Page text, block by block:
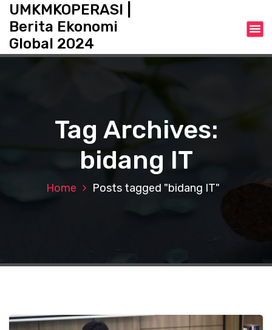
t
UMKMKOPERASI |
Berita Ekonomi
Global 2024
Tag Archives:
bidang IT
Home Posts tagged "bidang IT"